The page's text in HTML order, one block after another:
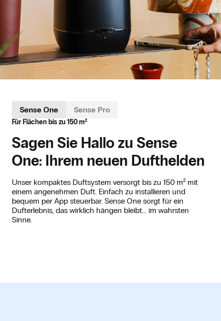
Für Flächen bis zu 150 m²
Sagen Sie Hallo zu Sense
One: Ihrem neuen Dufthelden
Unser kompaktes Duftsystem versorgt bis zu 150 m² mit
einem angenehmen Duft. Einfach zu installieren und
bequem per App steuerbar. Sense One sorgt für ein
Dufterlebnis, das wirklich hängen bleibt... im wahrsten
Sinne.
Sense One Sense Pro
Für Räume bis 250 m²
Lernen Sie Sense Pro kennen:
effektiv, dezent und smart
Entwickelt, um Ihr Einkaufserlebnis auf ein neues Niveau zu
heben. Sense Pro wurde speziell für große Räume
konzipiert und verbreitet Duft mit Präzision und Kraft.
Unauffällig im Hintergrund, aber stets spürbar in der Luft.
Steuern Sie alles bequem über die App und schaffen Sie
Sense One Sense Pro